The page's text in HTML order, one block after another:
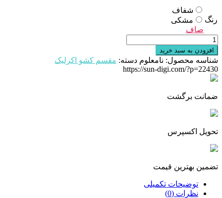
رنگ
شفاف
مشکی
صاف
مقسم
اکرولیک
پنج
خونه
عدد
افزودن به سبد خرید
شناسه محصول: نامعلوم دسته: مقسم کشو اکرلیک
https://sun-digi.com/?p=22430
ضمانت برگشت
تحویل اکسپرس
تضمین بهترین قیمت
توضیحات تکمیلی
نظرات (0)